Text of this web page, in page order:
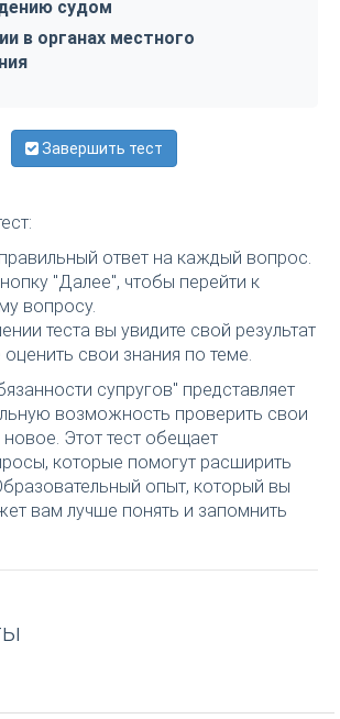
судом
в органах местного
Завершить тест
ответ на каждый вопрос.
"Далее", чтобы перейти к
вопросу.
теста вы увидите свой результат
свои знания по теме.
супругов" представляет
возможность проверить свои
новое. Этот тест обещает
которые помогут расширить
опыт, который вы
вам лучше понять и запомнить